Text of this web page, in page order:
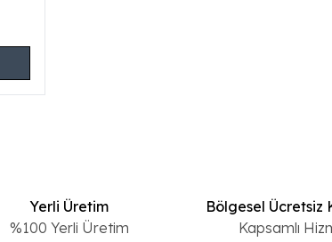
Yerli Üretim
%100 Yerli Üretim
Bölgesel Ücretsiz
Kapsamlı